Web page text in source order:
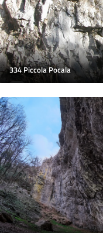
334 Piccola Pocala